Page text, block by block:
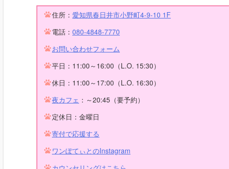
住所： 愛知県春日井市小野町4-9-10 1F
電話： 080-4848-7770
お問い合わせフォーム
平日：11:00～16:00（L.O. 15:30）
休日：11:00～17:00（L.O. 16:30）
夜カフェ ：～20:45（要予約）
定休日：金曜日
寄付で応援する
ワンぽてぃとのInstagram